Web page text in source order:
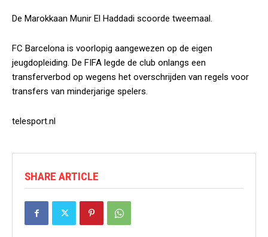
De Marokkaan Munir El Haddadi scoorde tweemaal.
FC Barcelona is voorlopig aangewezen op de eigen
jeugdopleiding. De FIFA legde de club onlangs een
transferverbod op wegens het overschrijden van regels voor
transfers van minderjarige spelers.
telesport.nl
SHARE ARTICLE